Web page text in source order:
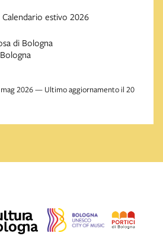
estivo 2026
di Bologna
2026 — Ultimo aggiornamento il 20